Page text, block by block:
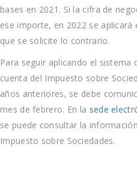
bases en 2021. Si la cifra de
ese importe, en 2022 se
que se solicite lo contrario.
Para seguir aplicando el sistema
cuenta del Impuesto sobre
años anteriores, se debe
mes de febrero. En la sede
se puede consultar la
Impuesto sobre Sociedades.